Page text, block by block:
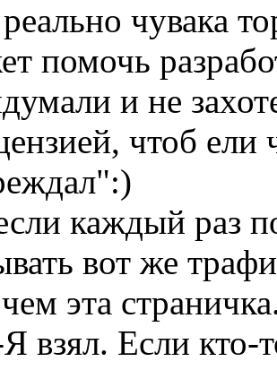
чувака
помочь
и не
чтоб ели
каждый раз
вот же
эта
Я взял. Если кто-